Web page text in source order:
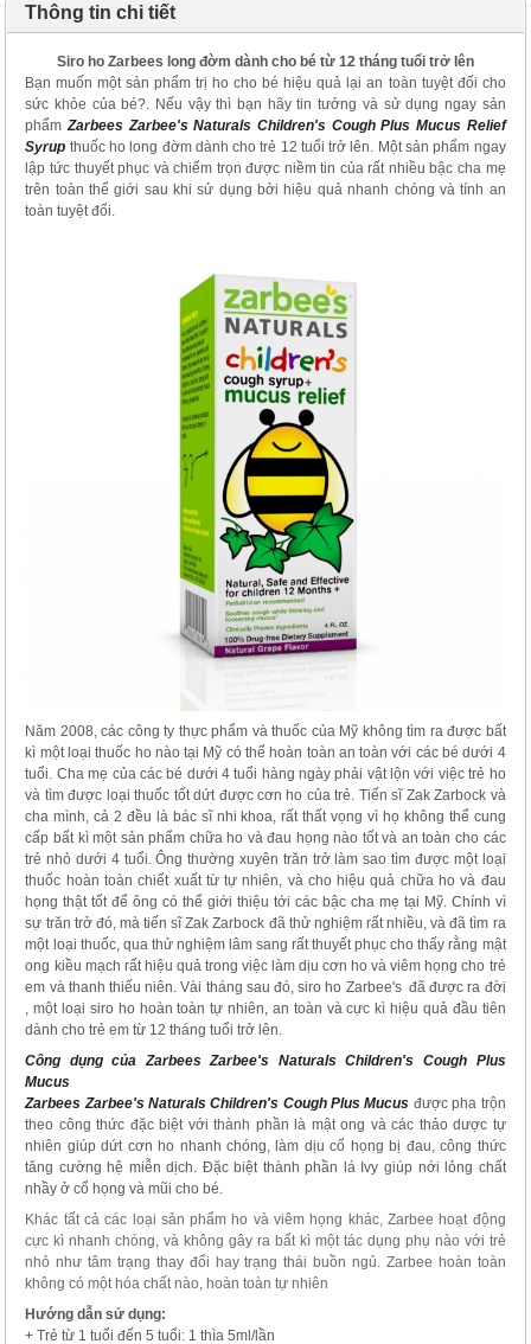
Thông tin chi tiết
Siro ho Zarbees long đờm dành cho bé từ 12 tháng tuổi trở lên
Bạn muốn một sản phẩm trị ho cho bé hiệu quả lại an toàn tuyệt đối cho
sức khỏe của bé?. Nếu vậy thì bạn hãy tin tưởng và sử dụng ngay sản
phẩmZarbees Zarbee's Naturals Children's Cough Plus Mucus Relief
Syrup thuốc ho long đờm dành cho trẻ 12 tuổi trở lên. Một sản phẩm ngay
lập tức thuyết phục và chiếm trọn được niềm tin của rất nhiều bậc cha mẹ
trên toàn thế giới sau khi sử dụng bởi hiệu quả nhanh chóng và tính an
toàn tuyệt đối.
Năm 2008, các công ty thực phẩm và thuốc của Mỹ không tìm ra được bất
kì một loại thuốc ho nào tại Mỹ có thể hoàn toàn an toàn với các bé dưới 4
tuổi. Cha mẹ của các bé dưới 4 tuổi hàng ngày phải vật lộn với việc trẻ ho
và tìm được loại thuốc tốt dứt được cơn ho của trẻ. Tiến sĩ Zak Zarbock và
cha mình, cả 2 đều là bác sĩ nhi khoa, rất thất vọng vì họ không thể cung
cấp bất kì một sản phẩm chữa ho và đau họng nào tốt và an toàn cho các
trẻ nhỏ dưới 4 tuổi. Ông thường xuyên trăn trở làm sao tìm được một loại
thuốc hoàn toàn chiết xuất từ tự nhiên, và cho hiệu quả chữa ho và đau
họng thật tốt để ông có thể giới thiệu tới các bậc cha mẹ tại Mỹ. Chính vì
sự trăn trở đó, mà tiến sĩ Zak Zarbock đã thử nghiệm rất nhiều, và đã tìm ra
một loại thuốc, qua thử nghiệm lâm sang rất thuyết phục cho thấy rằng mật
ong kiều mạch rất hiệu quả trong việc làm dịu cơn ho và viêm họng cho trẻ
em và thanh thiếu niên. Vài tháng sau đó, siro ho Zarbee's đã được ra đời
, một loại siro ho hoàn toàn tự nhiên, an toàn và cực kì hiệu quả đầu tiên
dành cho trẻ em từ 12 tháng tuổi trở lên.
Công dụng của Zarbees Zarbee's Naturals Children's Cough Plus
Mucus
Zarbees Zarbee's Naturals Children's Cough Plus Mucus được pha trộn
theo công thức đặc biệt với thành phần là mật ong và các thảo dược tự
nhiên giúp dứt cơn ho nhanh chóng, làm dịu cổ họng bị đau, công thức
tăng cường hệ miễn dịch. Đặc biệt thành phần lá Ivy giúp nới lỏng chất
nhầy ở cổ họng và mũi cho bé.
Khác tất cả các loại sản phẩm ho và viêm họng khác, Zarbee hoạt động
cực kì nhanh chóng, và không gây ra bất kì một tác dụng phụ nào với trẻ
nhỏ như tâm trạng thay đổi hay trạng thái buồn ngủ. Zarbee hoàn toàn
không có một hóa chất nào, hoàn toàn tự nhiên
Hướng dẫn sử dụng:
+ Trẻ từ 1 tuổi đến 5 tuổi: 1 thìa 5ml/lần